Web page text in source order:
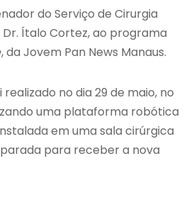
do Serviço de Cirurgia
Dr. Ítalo Cortez, ao programa
, da Jovem Pan News Manaus.
no dia 29 de maio, no
uma plataforma robótica
em uma sala cirúrgica
para receber a nova